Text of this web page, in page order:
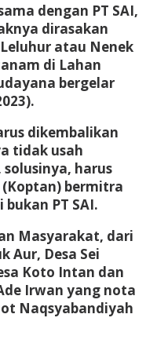
dengan PT SAI,
dirasakan
atau Nenek
di Lahan
bergelar
dikembalikan
tidak usah
harus
bermitra
PT SAI.
Masyarakat, dari
Aur, Desa Sei
Koto Intan dan
Irwan yang nota
Naqsyabandiyah